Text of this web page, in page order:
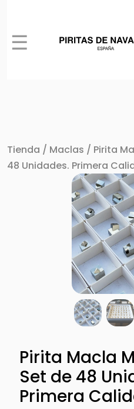
☰
Tienda / Maclas / Pirita
48 Unidades. Primera
Pirita Macla
Set de 48
Primera